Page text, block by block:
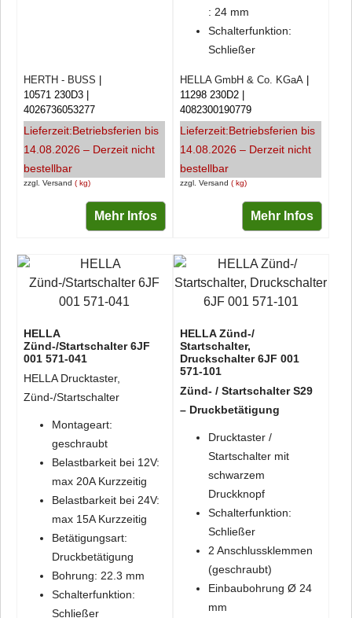
zzgl. Versand kg
HERTH - BUSS
10571 230D3
4026736053277
Lieferzeit:Betriebsferien bis
14.08.2026 – Derzeit nicht
bestellbar
Mehr Infos
: 24 mm
Schalterfunktion:
Schließer
zzgl. Versand kg
HELLA GmbH & Co. KGaA
11298 230D2
4082300190779
Lieferzeit:Betriebsferien bis
14.08.2026 – Derzeit nicht
bestellbar
Mehr Infos
HELLA
Zünd-/Startschalter 6JF
001 571-041
HELLA Drucktaster,
Zünd-/Startschalter
Montageart:
geschraubt
Belastbarkeit bei 12V:
max 20A Kurzzeitig
Belastbarkeit bei 24V:
max 15A Kurzzeitig
Betätigungsart:
Druckbetätigung
Bohrung: 22.3 mm
Schalterfunktion:
Schließer
HELLA Zünd-/
Startschalter,
Druckschalter 6JF 001
571-101
Zünd- / Startschalter S29
– Druckbetätigung
Drucktaster /
Startschalter mit
schwarzem
Druckknopf
Schalterfunktion:
Schließer
2 Anschlussklemmen
(geschraubt)
Einbaubohrung Ø 24
mm